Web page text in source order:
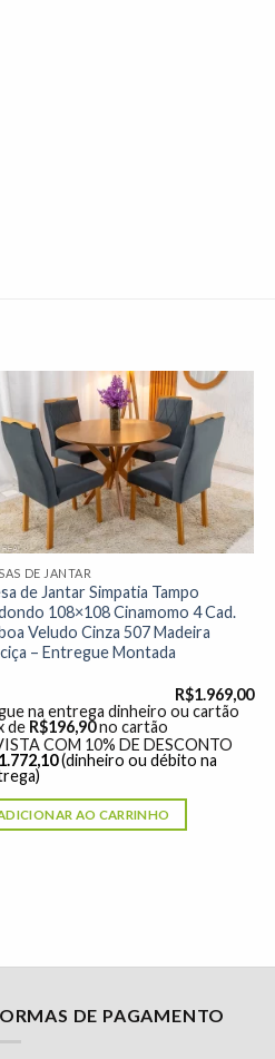
Adicionar
à lista de
desejos"
DE JANTAR
de Jantar Simpatia Tampo
108×108 Cinamomo 4 Cad.
Veludo Cinza 507 Madeira
– Entregue Montada
R$1.969,00
na entrega dinheiro ou cartão
de R$196,90no cartão
COM 10% DE DESCONTO
1.772,10(dinheiro ou débito na
AO CARRINHO
DE PAGAMENTO